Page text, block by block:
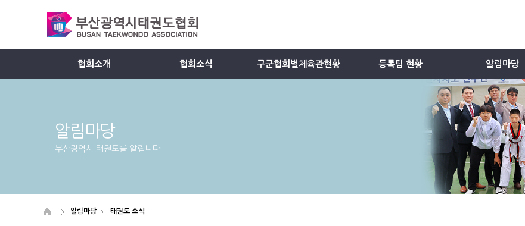
협회소개 협회소식 구군협회별체육관현황 등록팀 현황 알림마당
알림마당
부산광역시 태권도를 알립니다
알림마당 태권도 소식